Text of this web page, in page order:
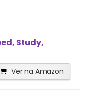
Study,
Ver na Amazon